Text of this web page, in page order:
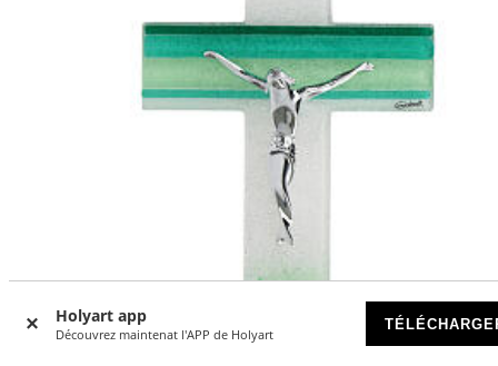
Holyart app
Découvrez maintenat l'APP de Holyart